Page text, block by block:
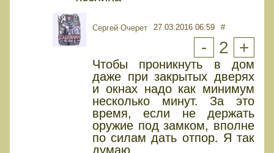
Сергей Очерет 27.03.2016 06:59 #
- 2 +
Чтобы проникнуть в дом
даже при закрытых дверях
и окнах надо как минимум
несколько минут. За это
время, если не держать
оружие под замком, вполне
по силам дать отпор. Я так
думаю.